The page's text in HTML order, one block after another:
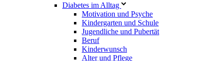
Diabetes im Alltag
Motivation und Psyche
Kindergarten und Schule
Jugendliche und Pubertät
Beruf
Kinderwunsch
Alter und Pflege